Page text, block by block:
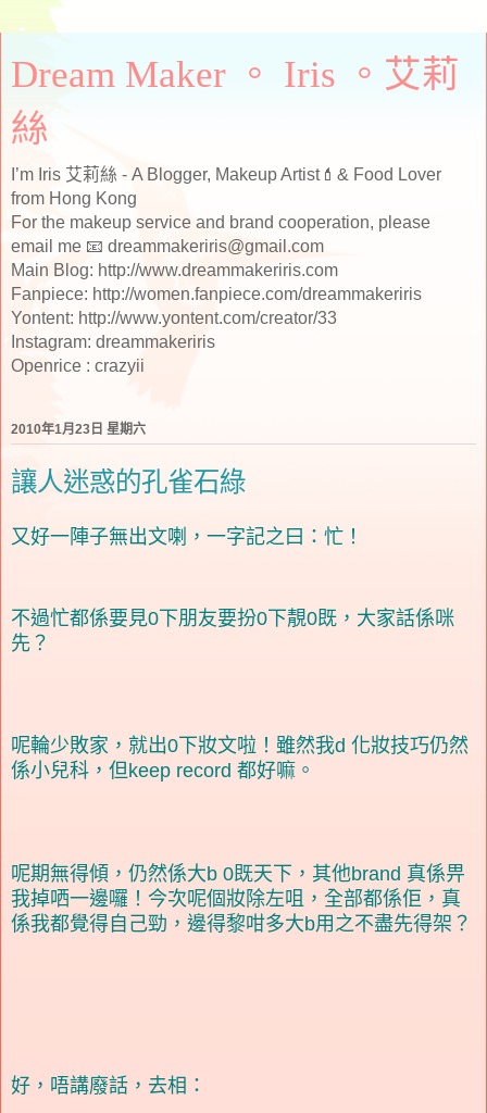
Dream Maker 。 Iris 。艾莉
絲
I’m Iris 艾莉絲 - A Blogger, Makeup Artist💄& Food Lover
from Hong Kong
For the makeup service and brand cooperation, please
email me 📧 dreammakeriris@gmail.com
Main Blog: http://www.dreammakeriris.com
Fanpiece: http://women.fanpiece.com/dreammakeriris
Yontent: http://www.yontent.com/creator/33
Instagram: dreammakeriris
Openrice : crazyii
2010年1月23日 星期六
讓人迷惑的孔雀石綠
又好一陣子無出文喇，一字記之曰：忙！
不過忙都係要見0下朋友要扮0下靚0既，大家話係咪
先？
呢輪少敗家，就出0下妝文啦！雖然我d 化妝技巧仍然
係小兒科，但keep record 都好嘛。
呢期無得傾，仍然係大b 0既天下，其他brand 真係畀
我掉哂一邊囉！今次呢個妝除左咀，全部都係佢，真
係我都覺得自己勁，邊得黎咁多大b用之不盡先得架？
好，唔講廢話，去相：